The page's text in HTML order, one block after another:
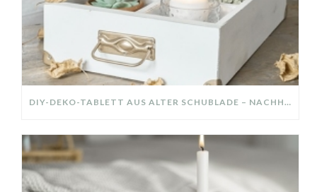
DIY-DEKO-TABLETT AUS ALTER SCHUBLADE – NACHHALTIGE HERBSTDEKO SELBER MACHEN!